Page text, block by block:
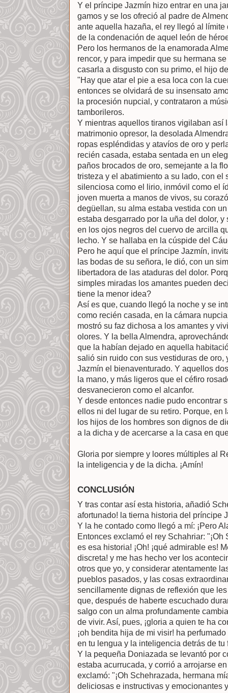
Y el príncipe Jazmín hizo entrar en una
gamos y se los ofreció al padre de
ante aquella hazaña, el rey llegó al
de la condenación de aquel león de
Pero los hermanos de la enamorada
rencor, y para impedir que su hermana
casarla a disgusto con su primo, el hijo
"Hay que atar el pie a esa loca con la
entonces se olvidará de su insensato
la procesión nupcial, y contrataron a
tamborileros.
Y mientras aquellos tiranos vigilaban así
matrimonio opresor, la desolada
ropas espléndidas y atavíos de oro y
recién casada, estaba sentada en un
paños brocados de oro, semejante a la
tristeza y el abatimiento a su lado, con el
silenciosa como el lirio, inmóvil como el
joven muerta a manos de vivos, su
degüellan, su alma estaba vestida con
estaba desgarrado por la uña del dolor,
en los ojos negros del cuervo de arcilla
lecho. Y se hallaba en la cúspide del
Pero he aquí que el príncipe Jazmín,
las bodas de su señora, le dió, con un
libertadora de las ataduras del dolor.
simples miradas los amantes pueden
tiene la menor idea?
Así es que, cuando llegó la noche y se
como recién casada, en la cámara
mostró su faz dichosa a los amantes y
olores. Y la bella Almendra,
que la habían dejado en aquella
salió sin ruido con sus vestiduras de oro,
Jazmín el bienaventurado. Y aquellos
la mano, y más ligeros que el céfiro
desvanecieron como el alcanfor.
Y desde entonces nadie pudo encontrar
ellos ni del lugar de su retiro. Porque, en
los hijos de los hombres son dignos de
a la dicha y de acercarse a la casa en
Gloria por siempre y loores múltiples al
la inteligencia y de la dicha. ¡Amín!
CONCLUSIÓN
Y tras contar así esta historia, añadió
afortunado! la tierna historia del príncipe
Y la he contado como llegó a mí: ¡Pero
Entonces exclamó el rey Schahriar:
es esa historia! ¡Oh! ¡qué admirable es!
discreta! y me has hecho ver los
otros que yo, y considerar atentamente
pueblos pasados, y las cosas
sencillamente dignas de reflexión que
que, después de haberte escuchado
salgo con un alma profundamente
de vivir. Así, pues, ¡gloria a quien te ha
¡oh bendita hija de mi visir! ha
en tu lengua y la inteligencia detrás de tu
Y la pequeña Doniazada se levantó por
estaba acurrucada, y corrió a arrojarse
exclamó: "¡Oh Schehrazada, hermana
deliciosas e instructivas y emocionantes